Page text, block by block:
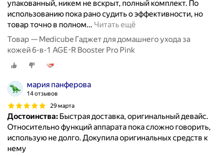
упакованный, никем не вскрыт, полный комплект. По
использованию пока рано судить о эффективности, но
товар точно в полном… Читать ещё
Товар — Medicube Гаджет для домашнего ухода за
кожей 6-в-1 AGE-R Booster Pro Pink
мария панферова
14 отзывов
29 марта
Достоинства: Быстрая доставка, оригинальный девайс.
Относительно функций аппарата пока сложно говорить,
использую не долго. Докупила оригинальных средств к
нему